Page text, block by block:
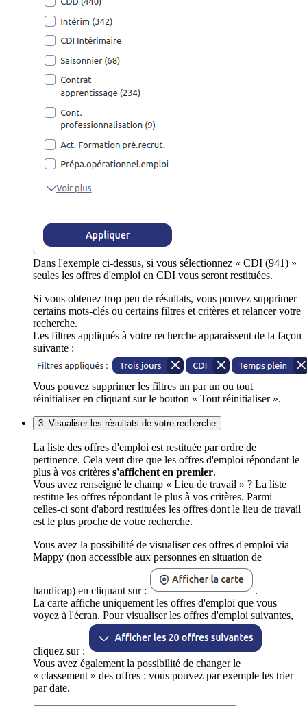
Dans l'exemple ci-dessus, si vous sélectionnez « CDI (941) »
seules les offres d'emploi en CDI vous seront restituées.
Si vous obtenez trop peu de résultats, vous pouvez supprimer
certains mots-clés ou certains filtres et critères et relancer votre
recherche.
Les filtres appliqués à votre recherche apparaissent de la façon
suivante :
Vous pouvez supprimer les filtres un par un ou tout
réinitialiser en cliquant sur le bouton « Tout réinitialiser ».
3. Visualiser les résultats de votre recherche
La liste des offres d'emploi est restituée par ordre de
pertinence. Cela veut dire que les offres d'emploi répondant le
plus à vos critères s'affichent en premier.
Vous avez renseigné le champ « Lieu de travail » ? La liste
restitue les offres répondant le plus à vos critères. Parmi
celles-ci sont d'abord restituées les offres dont le lieu de travail
est le plus proche de votre recherche.
Vous avez la possibilité de visualiser ces offres d'emploi via
Mappy (non accessible aux personnes en situation de
handicap) en cliquant sur :
.
La carte affiche uniquement les offres d'emploi que vous
voyez à l'écran. Pour visualiser les offres d'emploi suivantes,
cliquez sur :
Vous avez également la possibilité de changer le
« classement » des offres : vous pouvez par exemple les trier
par date.